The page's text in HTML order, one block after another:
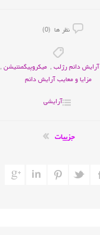
نظر ها (0)
آرایش دائم رژلب, میکروپیگمنتیشن,
مزایا و معایب آرایش دائم
آرایشی
جزییات